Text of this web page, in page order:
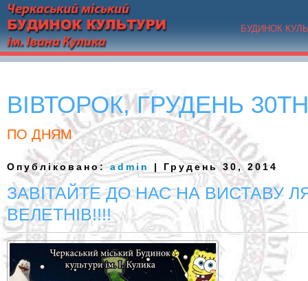
БУДИНОК
ВІВТОРОК, ГРУДЕНЬ
ПО ДНЯМ
Опубліковано:admin | Грудень 30, 2014
ЗАВІТАЙТЕ ДО НАС НА ВИСТАВУ
ВЕЛЕТНІВ!!!!